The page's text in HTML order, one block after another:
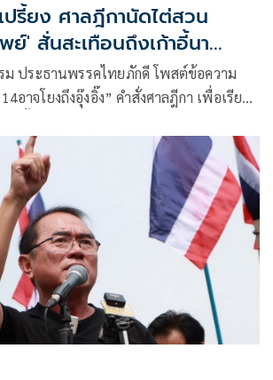
รี้ยง ศาลฎีกานัดไต่สวน
' สั่นสะเทือนถึงเก้าอี้นา
ม ประธานพรรคไทยภักดี โพสต์ข้อความ
อาจโยงถึงอุ๊งอิ๊ง” คำสั่งศาลฎีกา เพื่อเรียก